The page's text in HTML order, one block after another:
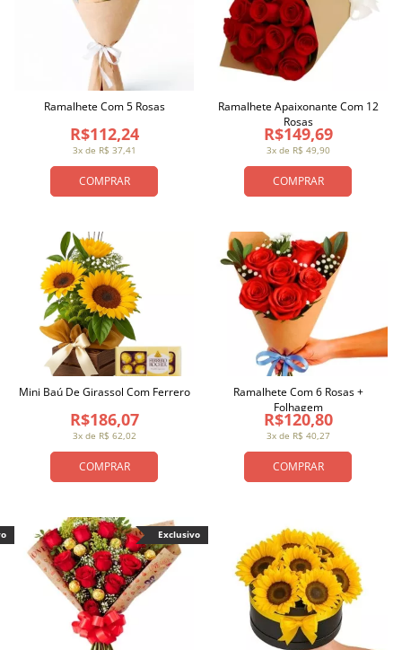
COMPRAR
3x de R$ 37,41
R$112,24
Ramalhete Com 5 Rosas
COMPRAR
3x de R$ 49,90
R$149,69
Ramalhete Apaixonante Com 12
Rosas
COMPRAR
3x de R$ 62,02
R$186,07
Mini Baú De Girassol Com Ferrero
COMPRAR
3x de R$ 40,27
R$120,80
Ramalhete Com 6 Rosas +
Folhagem
Exclusivo